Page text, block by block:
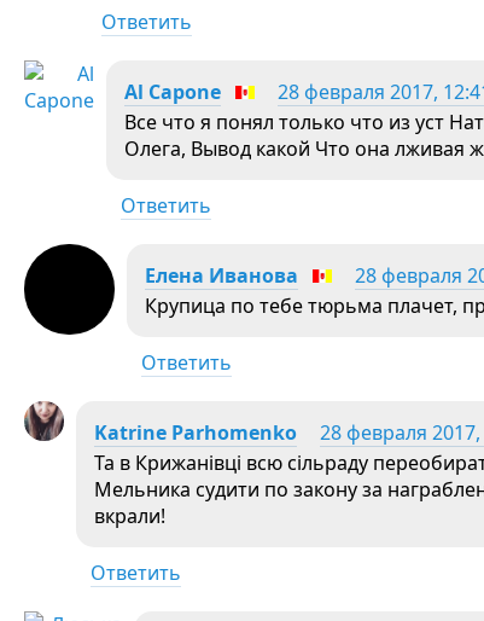
Ответить
Al Capone 28 февраля 2017,
Все что я понял только что из уст
Олега, Вывод какой Что она лживая
Ответить
Елена Иванова 28 февраля
Крупица по тебе тюрьма плачет,
Ответить
Katrine Parhomenko 28 февраля
Та в Крижанівці всю сільраду
Мельника судити по закону за
вкрали!
Ответить